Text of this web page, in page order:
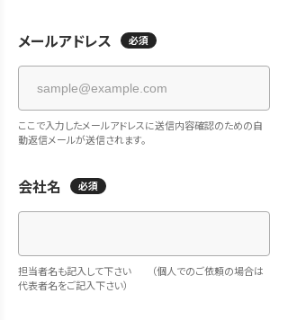
メールアドレス 必須
ここで入力したメールアドレスに送信内容確認のための自
動返信メールが送信されます。
会社名 必須
担当者名も記入して下さい （個人でのご依頼の場合は
代表者名をご記入下さい）